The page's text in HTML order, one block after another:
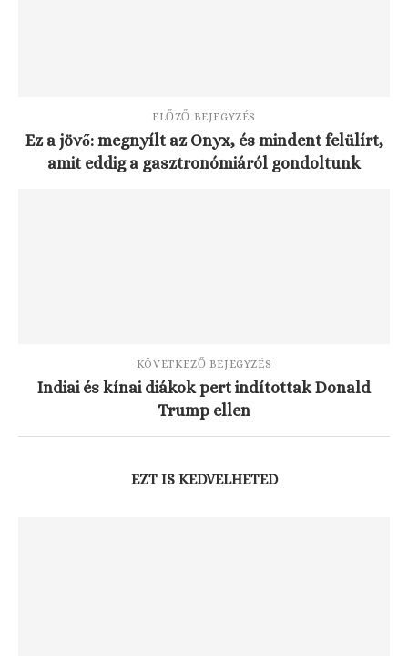
ELŐZŐ BEJEGYZÉS
Ez a jövő: megnyílt az Onyx, és mindent felülírt,
amit eddig a gasztronómiáról gondoltunk
KÖVETKEZŐ BEJEGYZÉS
Indiai és kínai diákok pert indítottak Donald
Trump ellen
EZT IS KEDVELHETED